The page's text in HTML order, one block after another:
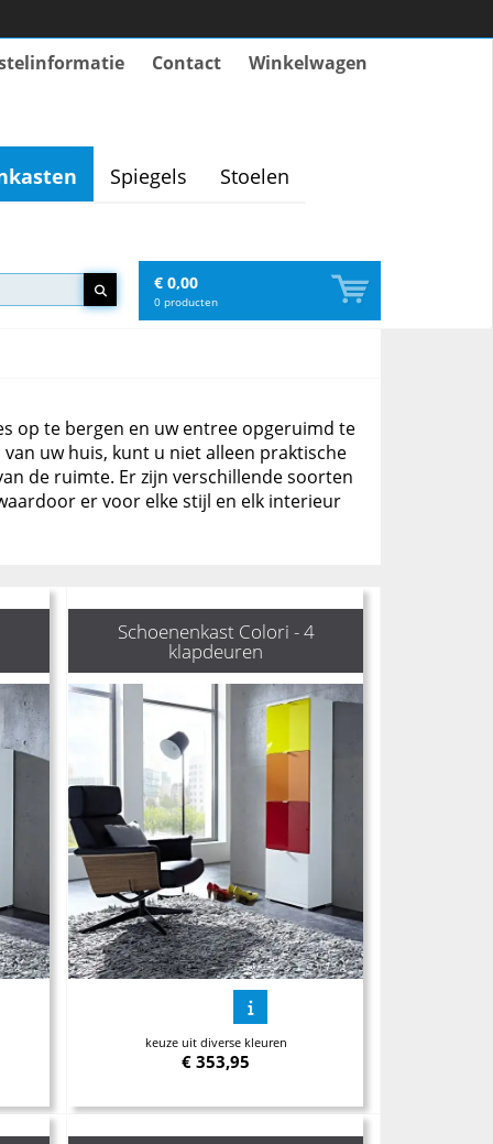
Contact Winkelwagen
Spiegels Stoelen
€ 0,00
0 producten
op te bergen en uw entree opgeruimd te
uw huis, kunt u niet alleen praktische
de ruimte. Er zijn verschillende soorten
er voor elke stijl en elk interieur
Schoenenkast Colori - 4
klapdeuren
keuze uit diverse kleuren
€353,95